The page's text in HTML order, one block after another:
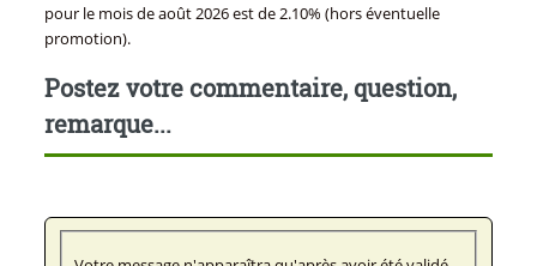
pour le mois de août 2026 est de 2.10% (hors éventuelle
promotion).
Postez votre commentaire, question,
remarque...